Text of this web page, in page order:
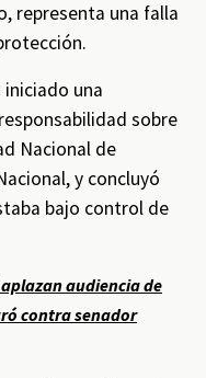
representa una falla
una
sobre
Nacional de
y concluyó
bajo control de
audiencia de
contra senador